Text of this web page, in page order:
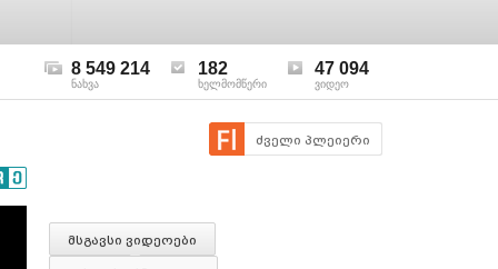
8 549 214
ნახვა
182
ხელმომწერი
47 094
ვიდეო
ძველი პლეიერი
მსგავსი ვიდეოები